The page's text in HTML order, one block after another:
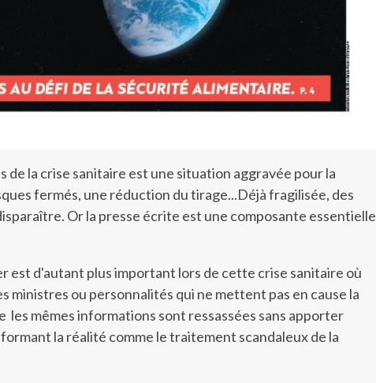
de la crise sanitaire est une situation aggravée pour la
fermés, une réduction du tirage...Déjà fragilisée, des
Or la presse écrite est une composante essentielle
est d'autant plus important lors de cette crise sanitaire où
ministres ou personnalités qui ne mettent pas en cause la
les mêmes informations sont ressassées sans apporter
la réalité comme le traitement scandaleux de la